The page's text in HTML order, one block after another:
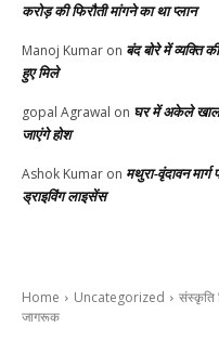
करोड़ की फिरौती मांगने का था प्लान
Manoj Kumar on बंद बोरे में
हुए मिले
gopal Agrawal on घर में अकेले
जाएंगे होश
Ashok Kumar on मथुरा-वृंदावन
ड्राइविंग लाइसेंस